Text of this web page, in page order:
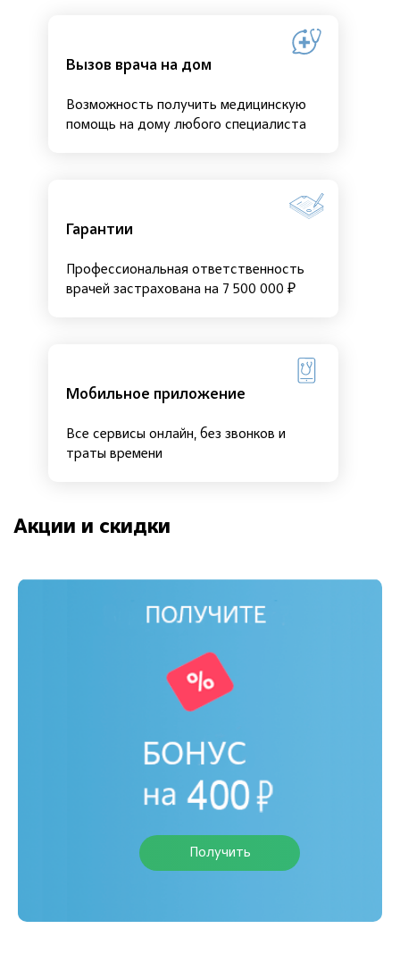
Вызов врача на дом
Возможность получить медицинскую
помощь на дому любого специалиста
Гарантии
Профессиональная ответственность
врачей застрахована на 7 500 000 ₽
Мобильное приложение
Все сервисы онлайн, без звонков и
траты времени
Акции и скидки
Получить